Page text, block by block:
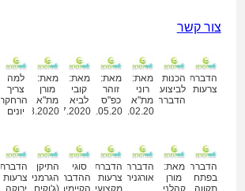
צור קשר
הדברת
צרעות
הכנות
לביצוע
הדברה
מאת:
רוני
מת"א
14.02.20
מאת:
זוהר
כפ"ס
29.05.20
מאת:
קובי
לביא
09.07.2020
מאת:
מורן
מת"א
12.08.2020
למה
צריך
הרחקת
יונים
הדברה
בפתח
תקווה
מאת:
מורן
קהלני
הדברה
אורגנית
הדברת
צרעות
מקצועית
סוגי
ההדברה
הקיימים
התיקן
הגרמני
(ג'וקים
הדברת
צרעות
ירוקה